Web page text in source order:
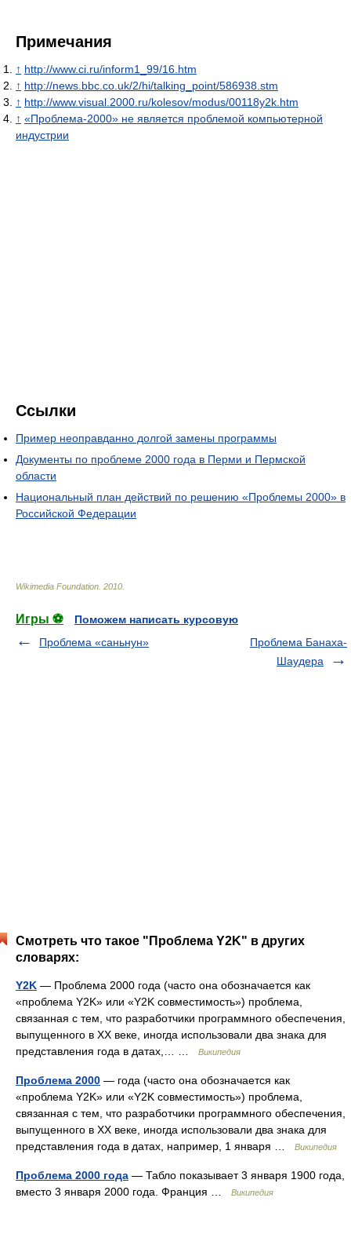
Примечания
↑ http://www.ci.ru/inform1_99/16.htm
↑ http://news.bbc.co.uk/2/hi/talking_point/586938.stm
↑ http://www.visual.2000.ru/kolesov/modus/00118y2k.htm
↑ «Проблема-2000» не является проблемой компьютерной
индустрии
Ссылки
Пример неоправданно долгой замены программы
Документы по проблеме 2000 года в Перми и Пермской
области
Национальный план действий по решению «Проблемы 2000» в
Российской Федерации
Wikimedia Foundation 2010
Игры ⚽
Поможем написать курсовую
Проблема «саньнун»
Проблема Банаха-
Шаудера
Смотреть что такое "Проблема Y2K" в других
словарях:
Y2K — Проблема 2000 года (часто она обозначается как
«проблема Y2K» или «Y2K совместимость») проблема,
связанная с тем, что разработчики программного обеспечения,
выпущенного в XX веке, иногда использовали два знака для
представления года в датах,… …
Википедия
Проблема 2000 — года (часто она обозначается как
«проблема Y2K» или «Y2K совместимость») проблема,
связанная с тем, что разработчики программного обеспечения,
выпущенного в XX веке, иногда использовали два знака для
представления года в датах, например, 1 января …
Википедия
Проблема 2000 года — Табло показывает 3 января 1900 года,
вместо 3 января 2000 года. Франция …
Википедия